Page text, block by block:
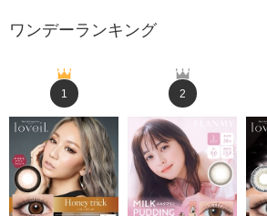
ワンデーランキング
1 2